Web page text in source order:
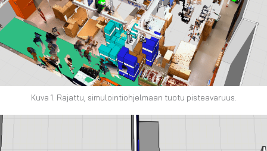
Kuva 1. Rajattu, simulointiohjelmaan tuotu pisteavaruus.